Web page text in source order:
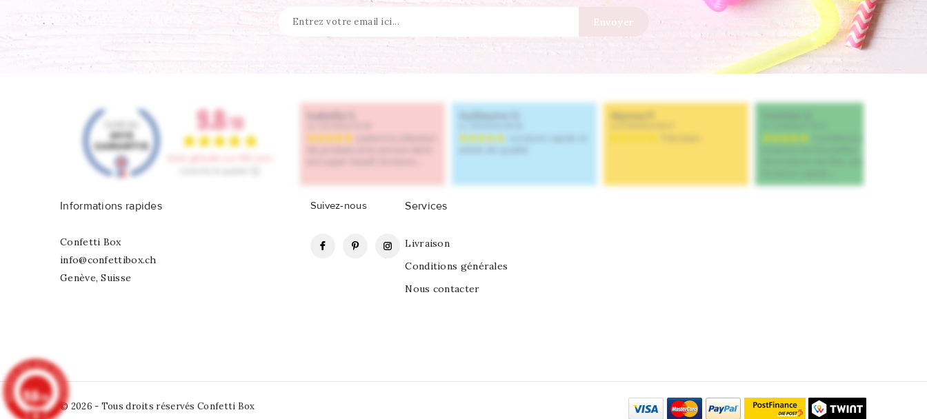
Informations rapides
Confetti Box
info@confettibox.ch
Genève, Suisse
Suivez-nous
FacebookPinterestInstagram
Services
Livraison
Conditions générales
Nous contacter
© 2026 - Tous droits réservés Confetti Box
9.8/10
902 avis